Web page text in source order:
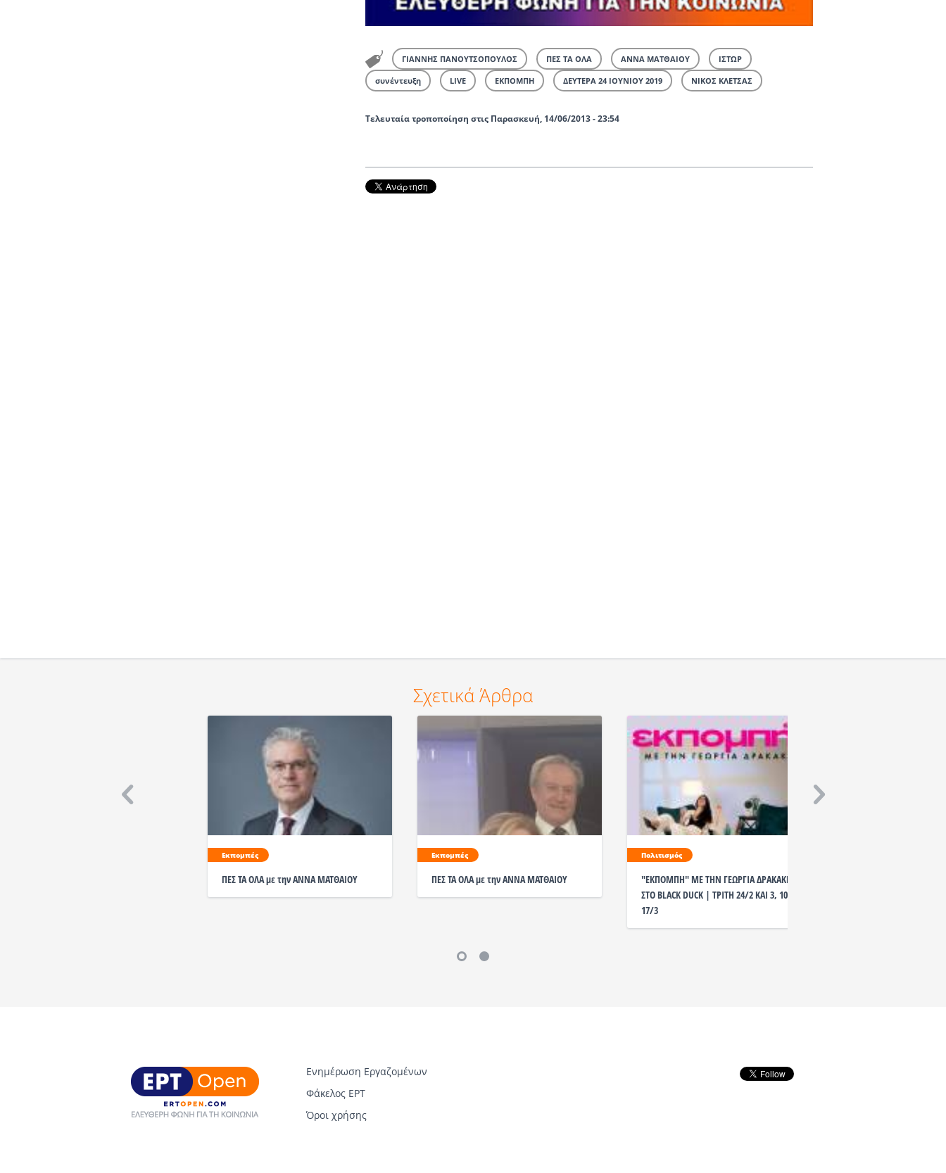
ΓΙΑΝΝΗΣ ΠΑΝΟΥΤΣΟΠΟΥΛΟΣ ΠΕΣ ΤΑ ΟΛΑ ΑΝΝΑ ΜΑΤΘΑΙΟΥ ΙΣΤΩΡ
συνέντευξη LIVE ΕΚΠΟΜΠΗ ΔΕΥΤΕΡΑ 24 ΙΟΥΝΙΟΥ 2019 ΝΙΚΟΣ ΚΛΕΤΣΑΣ
Τελευταία τροποποίηση στις Παρασκευή, 14/06/2013 - 23:54
Σχετικά Άρθρα
Εκπομπές
ΠΕΣ ΤΑ ΟΛΑ με την ΑΝΝΑ ΜΑΤΘΑΙΟΥ
Εκπομπές
ΠΕΣ ΤΑ ΟΛΑ με την ΑΝΝΑ ΜΑΤΘΑΙΟΥ
Πολιτισμός
"ΕΚΠΟΜΠΗ" ΜΕ ΤΗΝ ΓΕΩΡΓΙΑ ΔΡΑΚΑΚΗ
ΣΤΟ BLACK DUCK | ΤΡΙΤΗ 24/2 ΚΑΙ 3, 10 &
17/3
Ενημέρωση Εργαζομένων
Φάκελος ΕΡΤ
Όροι χρήσης